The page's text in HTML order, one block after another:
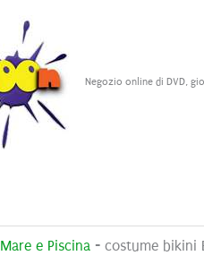
Negozio online di DVD,
Mare e Piscina - costume bikini